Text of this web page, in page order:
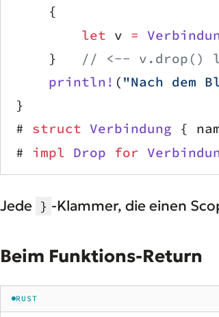
    {
        let
v =
    }
// <-- v.drop()
    println!
( "Nach dem
}
# struct Verbindung {
# impl Drop for
Jede } -Klammer, die einen
Beim Funktions-Return
RUST